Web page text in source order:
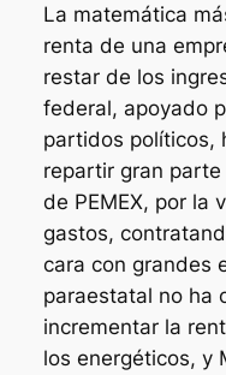
La matemática
renta de una
restar de los
federal, apoyado
partidos políticos,
repartir gran
de PEMEX, por la
gastos,
cara con grandes
paraestatal no ha
incrementar la
los energéticos, y